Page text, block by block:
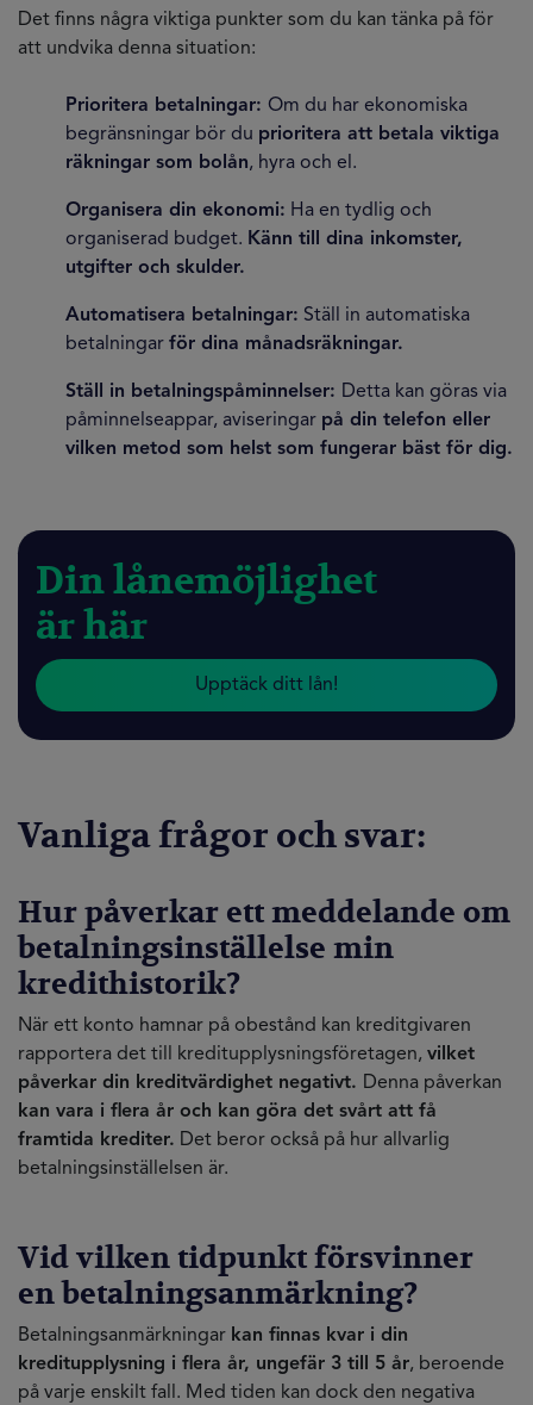
Det finns några viktiga punkter som du kan tänka på för
att undvika denna situation:
Prioritera betalningar: Om du har ekonomiska
begränsningar bör du prioritera att betala viktiga
räkningar som bolån, hyra och el.
Organisera din ekonomi: Ha en tydlig och
organiserad budget. Känn till dina inkomster,
utgifter och skulder.
Automatisera betalningar: Ställ in automatiska
betalningar för dina månadsräkningar.
Ställ in betalningspåminnelser: Detta kan göras via
påminnelseappar, aviseringar på din telefon eller
vilken metod som helst som fungerar bäst för dig.
Din lånemöjlighet
är här
Upptäck ditt lån!
Vanliga frågor och svar:
Hur påverkar ett meddelande om
betalningsinställelse min
kredithistorik?
När ett konto hamnar på obestånd kan kreditgivaren
rapportera det till kreditupplysningsföretagen, vilket
påverkar din kreditvärdighet negativt. Denna påverkan
kan vara i flera år och kan göra det svårt att få
framtida krediter. Det beror också på hur allvarlig
betalningsinställelsen är.
Vid vilken tidpunkt försvinner
en betalningsanmärkning?
Betalningsanmärkningar kan finnas kvar i din
kreditupplysning i flera år, ungefär 3 till 5 år, beroende
på varje enskilt fall. Med tiden kan dock den negativa